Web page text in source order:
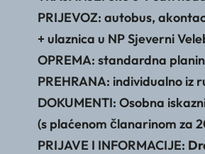
PRIJEVOZ: autobus,
+ ulaznica u NP Sjeverni
OPREMA: standardna
PREHRANA: individualno iz
DOKUMENTI: Osobna
(s plaćenom članarinom za
PRIJAVE I INFORMACIJE: